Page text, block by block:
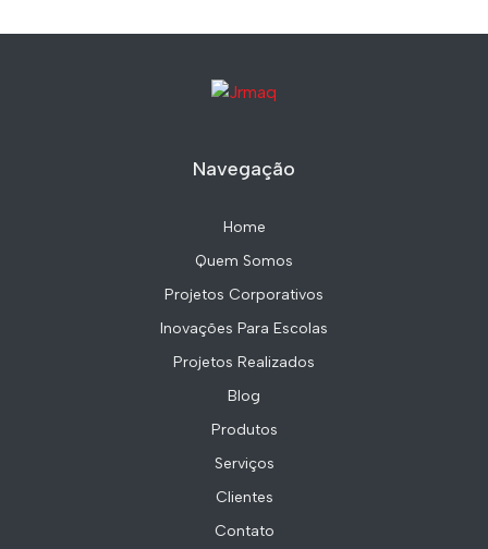
Navegação
Home
Quem Somos
Projetos Corporativos
Inovações Para Escolas
Projetos Realizados
Blog
Produtos
Serviços
Clientes
Contato